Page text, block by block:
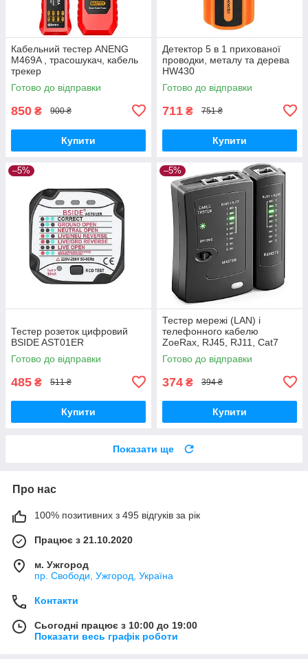
Кабельний тестер ANENG
M469A , трасошукач, кабель
трекер
Готово до відправки
850 ₴ 900 ₴
Купити
Детектор 5 в 1 прихованої
проводки, металу та дерева
HW430
Готово до відправки
711 ₴ 751 ₴
Купити
–5%
Тестер розеток цифровий
BSIDE AST01ER
Готово до відправки
485 ₴ 511 ₴
Купити
–5%
Тестер мережі (LAN) і
телефонного кабелю
ZoeRax, RJ45, RJ11, Cat7
Готово до відправки
374 ₴ 394 ₴
Купити
Показати ще
Про нас
100% позитивних з 495 відгуків за рік
Працює з 21.10.2020
м. Ужгород
пр. Свободи, Ужгород, Україна
Контакти
Сьогодні працює з 10:00 до 19:00
Показати весь графік роботи